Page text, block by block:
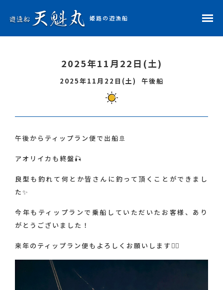
姫路の遊漁船
2025年11月22日(土)
2025年11月22日(土) 午後船
午後からティップラン便で出船🚢
アオリイカも終盤🎣
良型も釣れて何とか皆さんに釣って頂くことができまし
た✨
今年もティップランで乗船していただいたお客様、あり
がとうございました！
来年のティップラン便もよろしくお願いします🙇‍♂️
予約状況
釣果レポ
天魁丸・船長紹介